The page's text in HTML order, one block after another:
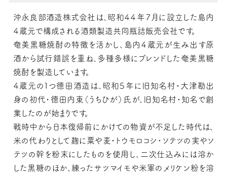
沖永良部酒造株式会社は、昭和４４年７月に設立した島内
４蔵元で構成される酒類製造共同瓶詰販売会社です。
奄美黒糖焼酎の特徴を活かし、島内４蔵元が生み出す原
酒から試行錯誤を重ね、多種多様にブレンドした奄美黒糖
焼酎を製造しています。
４蔵元の１つ德田酒造は、昭和５年に旧知名村・大津勘出
身の初代・德田内東（うちひが）氏が、旧知名村・知名で創
業したのが始まりです。
戦時中から日本復帰前にかけての物資が不足した時代は、
米の代わりとして麹に粟や麦・トウモロコシ・ソテツの実やソ
テツの幹を粉末にしたものを使用し、二次仕込みには溶か
した黒糖のほか、練ったサツマイモや米軍のメリケン粉を溶